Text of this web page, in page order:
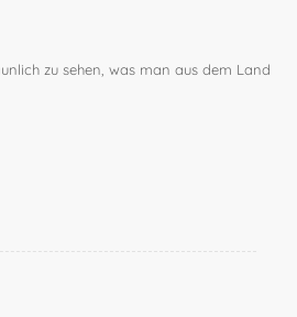
zu sehen, was man aus dem Land